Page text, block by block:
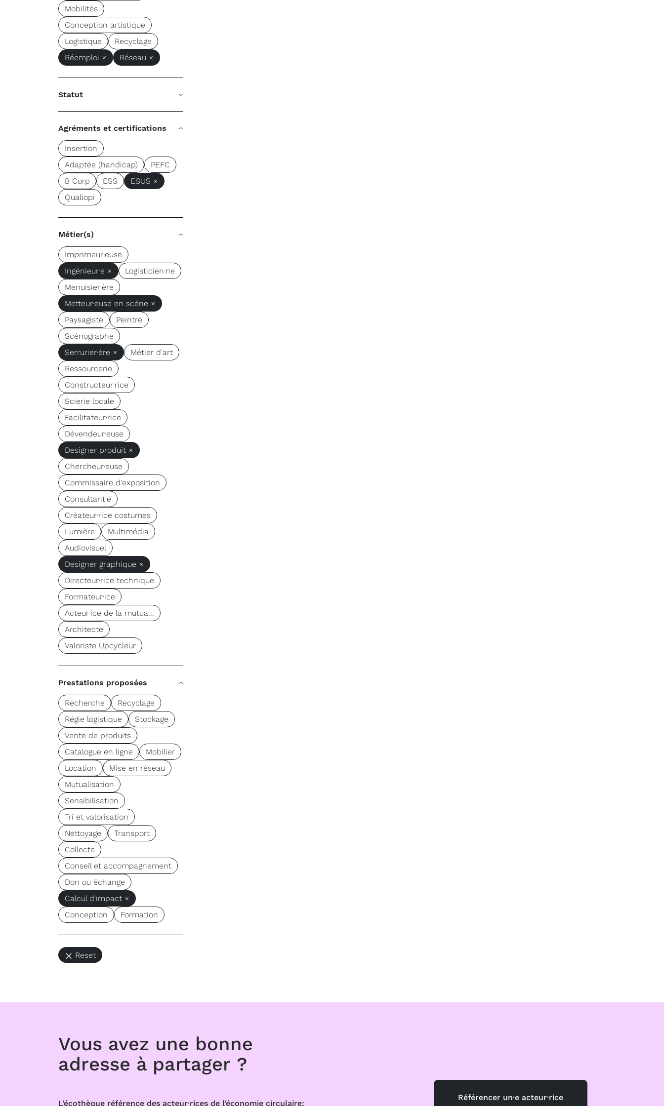
Mobilités
Conception artistique
Logistique
Recyclage
Réemploi ×
Réseau ×
Statut
Agréments et certifications
Insertion
Adaptée (handicap)
PEFC
B Corp
ESS
ESUS ×
Qualiopi
Métier(s)
Imprimeur·euse
Ingénieur·e ×
Logisticien·ne
Menuisier·ère
Metteur·euse en scène ×
Paysagiste
Peintre
Scénographe
Serrurier·ère ×
Métier d'art
Ressourcerie
Constructeur·rice
Scierie locale
Facilitateur·rice
Dévendeur·euse
Designer produit ×
Chercheur·euse
Commissaire d'exposition
Consultant·e
Créateur·rice costumes
Lumière
Multimédia
Audiovisuel
Designer graphique ×
Directeur·rice technique
Formateur·ice
Acteur·ice de la mutua...
Architecte
Valoriste Upcycleur
Prestations proposées
Recherche
Recyclage
Régie logistique
Stockage
Vente de produits
Catalogue en ligne
Mobilier
Location
Mise en réseau
Mutualisation
Sensibilisation
Tri et valorisation
Nettoyage
Transport
Collecte
Conseil et accompagnement
Don ou échange
Calcul d'impact ×
Conception
Formation
Reset
Vous avez une bonne
adresse à partager ?
L’écothèque référence des acteur·rices de l’économie circulaire:
Référencer un·e acteur·rice